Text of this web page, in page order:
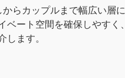
らカップルまで幅広い層
ベート空間を確保しやす
します。